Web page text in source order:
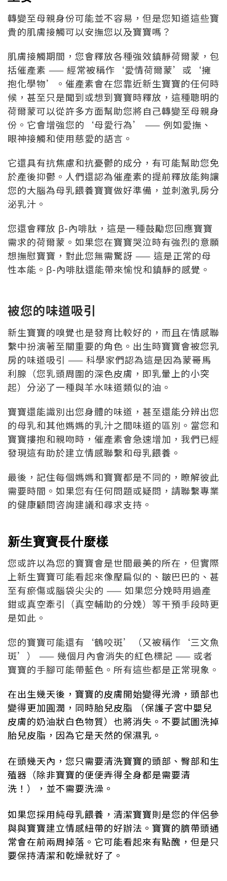
轉變至母親身份可能並不容易，但是您知道這些寶
貴的肌膚接觸可以安撫您以及寶寶嗎？
肌膚接觸期間，您會釋放各種強效鎮靜荷爾蒙，包
括催產素 —— 經常被稱作‘愛情荷爾蒙’或‘擁
抱化學物’。催產素會在您靠近新生寶寶的任何時
候，甚至只是聞到或想到寶寶時釋放，這種聰明的
荷爾蒙可以從許多方面幫助您將自己轉變至母親身
份。它會增強您的‘母愛行為’ —— 例如愛撫、
眼神接觸和使用慈愛的語言。
它還具有抗焦慮和抗憂鬱的成分，有可能幫助您免
於產後抑鬱。人們還認為催產素的提前釋放能夠讓
您的大腦為母乳餵養寶寶做好準備，並刺激乳房分
泌乳汁。
您還會釋放 β-內啡肽，這是一種鼓勵您回應寶寶
需求的荷爾蒙。如果您在寶寶哭泣時有強烈的意願
想撫慰寶寶，對此您無需驚訝 —— 這是正常的母
性本能。β-內啡肽還能帶來愉悅和鎮靜的感覺。
被您的味道吸引
新生寶寶的嗅覺也是發育比較好的，而且在情感聯
繫中扮演著至關重要的角色。出生時寶寶會被您乳
房的味道吸引 —— 科學家們認為這是因為蒙哥馬
利腺（您乳頭周圍的深色皮膚，即乳暈上的小突
起）分泌了一種與羊水味道類似的油。
寶寶還能識別出您身體的味道，甚至還能分辨出您
的母乳和其他媽媽的乳汁之間味道的區別。當您和
寶寶摟抱和親吻時，催產素會急速增加，我們已經
發現這有助於建立情感聯繫和母乳餵養。
最後，記住每個媽媽和寶寶都是不同的，瞭解彼此
需要時間。如果您有任何問題或疑問，請聯繫專業
的健康顧問咨詢建議和尋求支持。
新生寶寶長什麼樣
您或許以為您的寶寶會是世間最美的所在，但實際
上新生寶寶可能看起來像壓扁似的、皺巴巴的、甚
至有瘀傷或腦袋尖尖的 —— 如果您分娩時用過產
鉗或真空牽引（真空輔助的分娩）等干預手段時更
是如此。
您的寶寶可能還有‘鶴咬斑’（又被稱作‘三文魚
斑’） —— 幾個月內會消失的紅色標記 —— 或者
寶寶的手腳可能帶藍色。所有這些都是正常現象。
在出生幾天後，寶寶的皮膚開始變得光滑，頭部也
變得更加圓潤，同時胎兒皮脂 （保護子宮中嬰兒
皮膚的奶油狀白色物質）也將消失。不要試圖洗掉
胎兒皮脂，因為它是天然的保濕乳。
在頭幾天內，您只需要清洗寶寶的頭部、臀部和生
殖器（除非寶寶的便便弄得全身都是需要清
洗！），並不需要洗澡。
如果您採用純母乳餵養，清潔寶寶則是您的伴侶參
與與寶寶建立情感紐帶的好辦法。寶寶的臍帶頭通
常會在前兩周掉落。它可能看起來有點醜，但是只
要保持清潔和乾燥就好了。